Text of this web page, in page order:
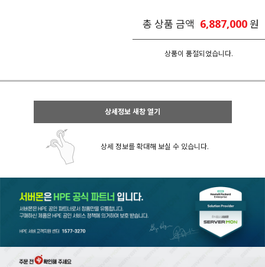
총 상품 금액 6,887,000원
상품이 품절되었습니다.
상세정보 새창 열기
상세 정보를 확대해 보실 수 있습니다.